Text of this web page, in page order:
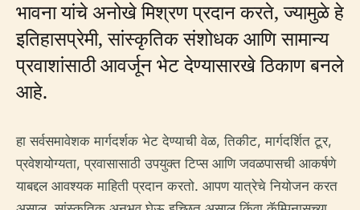
भावना यांचे अनोखे मिश्रण प्रदान करते, ज्यामुळे हे
इतिहासप्रेमी, सांस्कृतिक संशोधक आणि सामान्य
प्रवाशांसाठी आवर्जून भेट देण्यासारखे ठिकाण बनले
आहे.
हा सर्वसमावेशक मार्गदर्शक भेट देण्याची वेळ, तिकीट, मार्गदर्शित टूर,
प्रवेशयोग्यता, प्रवासासाठी उपयुक्त टिप्स आणि जवळपासची आकर्षणे
याबद्दल आवश्यक माहिती प्रदान करतो. आपण यात्रेचे नियोजन करत